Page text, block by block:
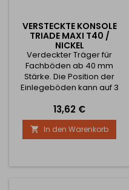
VERSTECKTE KONSOLE
TRIADE MAXI T40 /
NICKEL
Verdeckter Träger für
Fachböden ab 40 mm
Stärke. Die Position der
Einlegeböden kann auf 3
vertikal, horizontal und die
Neigung der Einlegeböden
kann ebenfalls verändert
werden.
Preis
13,62 €
 In den Warenkorb